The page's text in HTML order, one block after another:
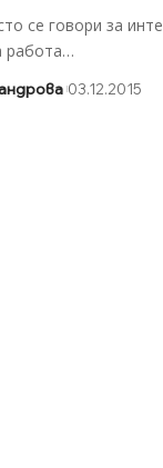
се говори за
работа…
03.12.2015